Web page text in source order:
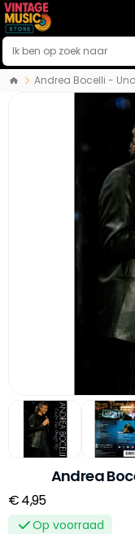
Andrea Bocelli -
Andrea
€ 4,95
Op voorraad